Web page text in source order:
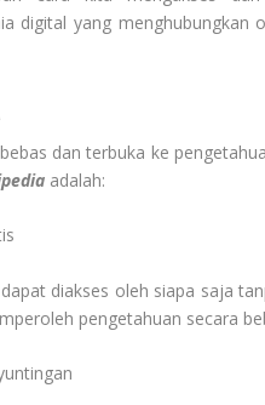
digital yang menghubungkan
dan terbuka ke
adalah:
diakses oleh siapa saja
pengetahuan secara